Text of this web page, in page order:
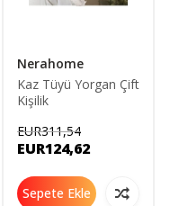
Nerahome
Kaz Tüyü Yorgan Çift
Kişilik
EUR311,54
EUR124,62
Sepete Ekle